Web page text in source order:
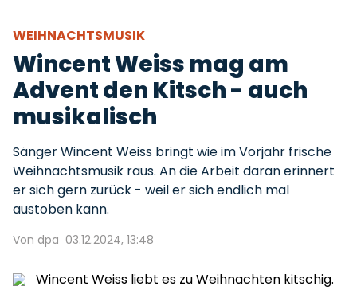
WEIHNACHTSMUSIK
Wincent Weiss mag am
Advent den Kitsch - auch
musikalisch
Sänger Wincent Weiss bringt wie im Vorjahr frische
Weihnachtsmusik raus. An die Arbeit daran erinnert
er sich gern zurück - weil er sich endlich mal
austoben kann.
Von dpa 03.12.2024, 13:48